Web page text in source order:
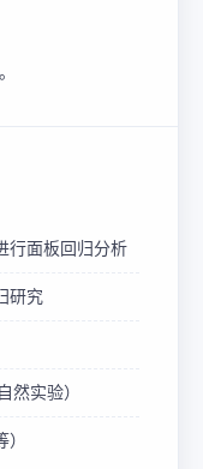
行面板回归分析
研究
然实验）